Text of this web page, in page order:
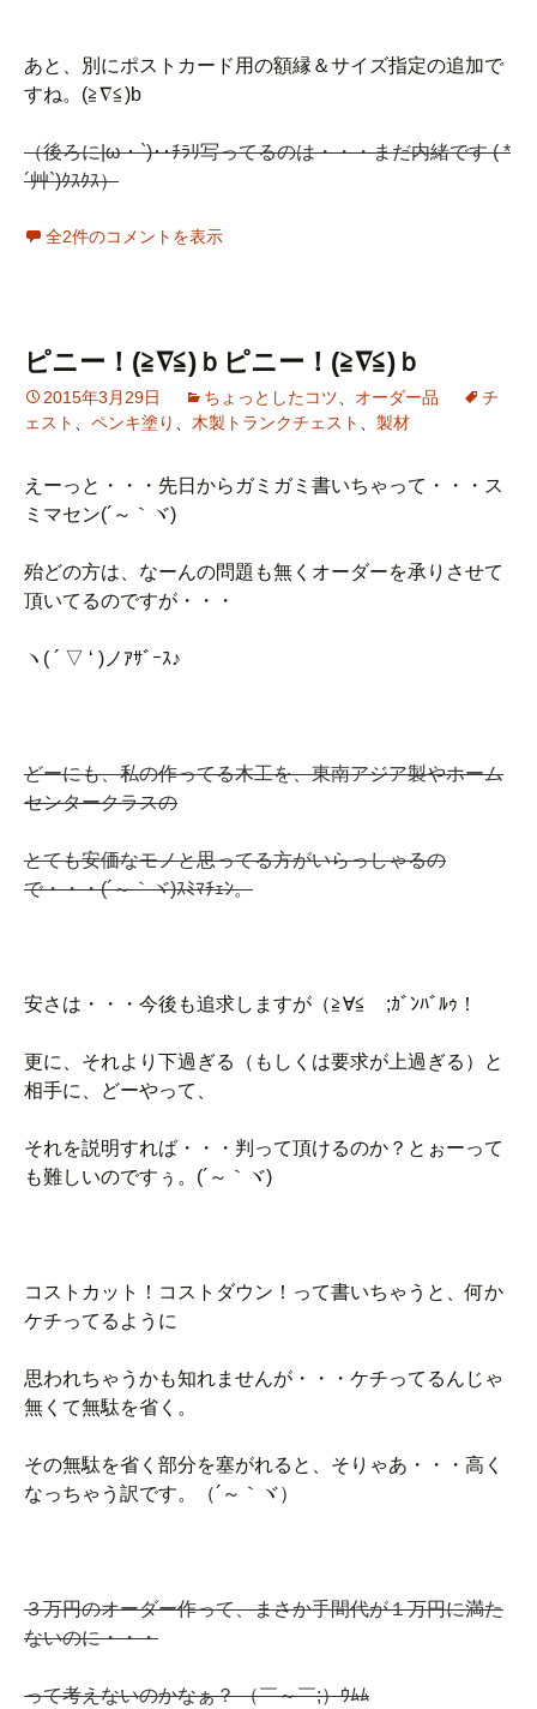
あと、別にポストカード用の額縁＆サイズ指定の追加で
すね。(≧∇≦)b
（後ろに|ω・`)･･ﾁﾗﾘ写ってるのは・・・まだ内緒です ( *
´艸`)ｸｽｸｽ）
全2件のコメントを表示
ピニー！(≧∇≦)ｂピニー！(≧∇≦)ｂ
2015年3月29日 ちょっとしたコツ オーダー品
チ
ェスト
ペンキ塗り 木製トランクチェスト 製材
えーっと・・・先日からガミガミ書いちゃって・・・ス
ミマセン(´～｀ヾ)
殆どの方は、なーんの問題も無くオーダーを承りさせて
頂いてるのですが・・・
ヽ( ´ ▽ ‘ )ノｱｻﾞｰｽ♪
どーにも、私の作ってる木工を、東南アジア製やホーム
センタークラスの
とても安価なモノと思ってる方がいらっしゃるの
で・・・(´～｀ヾ)ｽﾐﾏﾁｪﾝ。
安さは・・・今後も追求しますが（≧∀≦ゞ;ｶﾞﾝﾊﾞﾙｩ！
更に、それより下過ぎる（もしくは要求が上過ぎる）と
相手に、どーやって、
それを説明すれば・・・判って頂けるのか？とぉーって
も難しいのですぅ。(´～｀ヾ)
コストカット！コストダウン！って書いちゃうと、何か
ケチってるように
思われちゃうかも知れませんが・・・ケチってるんじゃ
無くて無駄を省く。
その無駄を省く部分を塞がれると、そりゃあ・・・高く
なっちゃう訳です。（´～｀ヾ）
３万円のオーダー作って、まさか手間代が１万円に満た
ないのに・・・
って考えないのかなぁ？ （￣～￣;）ｳﾑﾑ